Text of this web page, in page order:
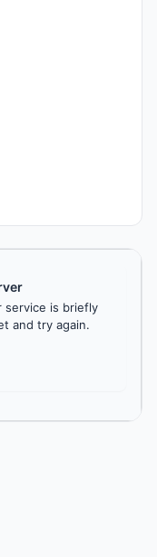
service is briefly
and try again.